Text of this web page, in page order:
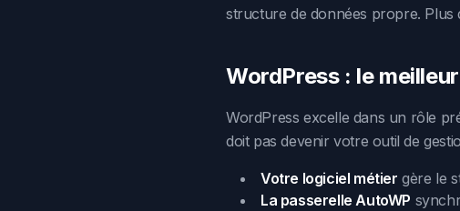
structure de données propre. Plus
WordPress : le
WordPress excelle dans un rôle
doit pas devenir votre outil de
Votre logiciel métier gère le
La passerelle AutoWP